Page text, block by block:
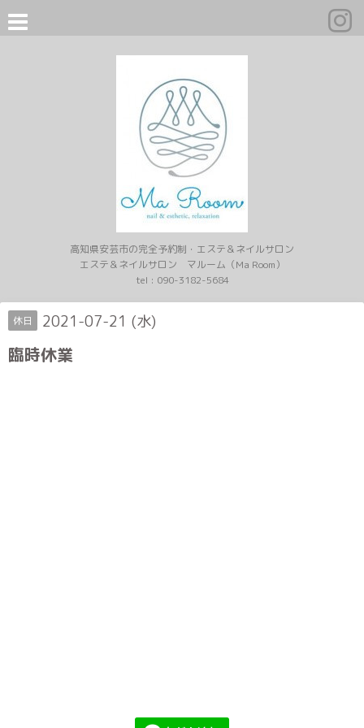
高知県安芸市の完全予約制・エステ＆ネイルサロン
エステ＆ネイルサロン マルーム（Ma Room）
tel : 090-3182-5684
休日 2021-07-21 (水)
臨時休業